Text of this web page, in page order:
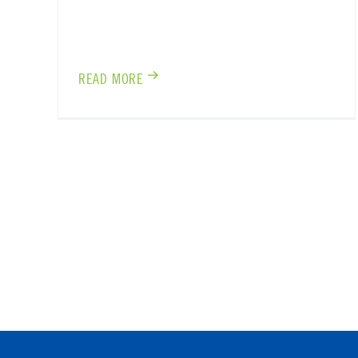
READ MORE